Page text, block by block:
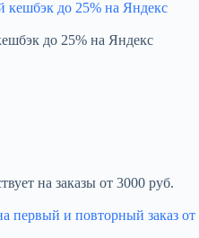
до 25% на Яндекс
на заказы от 3000 руб.